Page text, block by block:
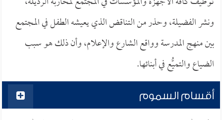
ونشر الفضيلة، وحذر من التناقض الذي يعيشه الطفل في المجتمع
بين منهج المدرسة وواقع الشارع والإعلام، وأن ذلك هو سبب
الضياع والتميُّع في أبنائها.
أقسام السموم